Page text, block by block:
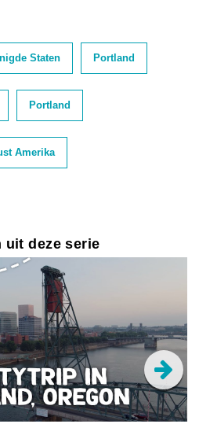
Staten Portland
Portland
Amerika
uit deze serie